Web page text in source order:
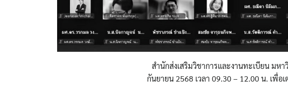
สำนักส่งเสริมวิชาการและงานทะเบียน มห
กันยายน 2568 เวลา 09.30 – 12.00 น. เพื่อ